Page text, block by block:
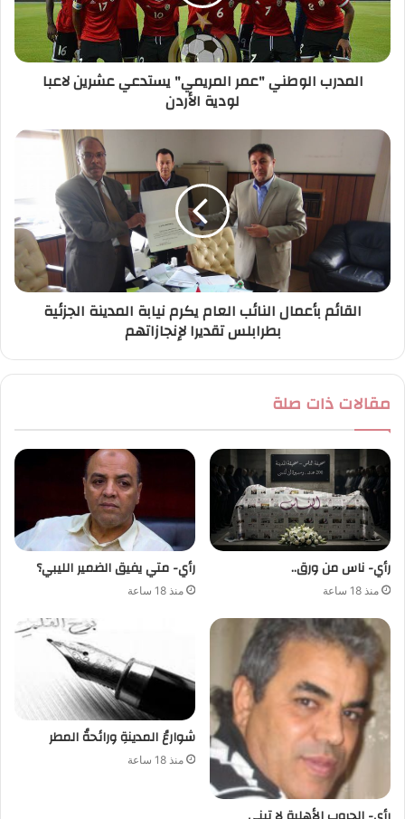
ك
ر
المدرب الوطني "عمر المريمي" يستدعي عشرين لاعبا
لودية الأردن
القائم بأعمال النائب العام يكرم نيابة المدينة الجزئية
بطرابلس تقديرا لإنجازاتهم
مقالات ذات صلة
رأي- ناس من ورق..
منذ 18 ساعة
رأي- متي يفيق الضمير الليبي؟
منذ 18 ساعة
شوارعُ المدينةِ ورائحةُ المطر
منذ 18 ساعة